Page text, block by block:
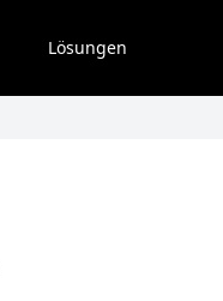
Lösungen